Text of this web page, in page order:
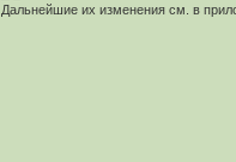
Дальнейшие их изменения см. в